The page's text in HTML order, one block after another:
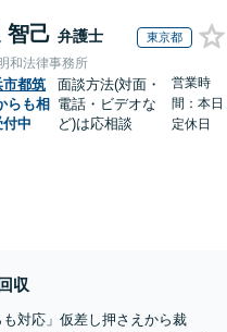
智己 弁護士 東京都
和法律事務所
市都筑
らも相
中
面談方法(対面・
電話・ビデオな
ど)は応相談
営業時
間：本日
定休日
収
対応」仮差し押さえから裁